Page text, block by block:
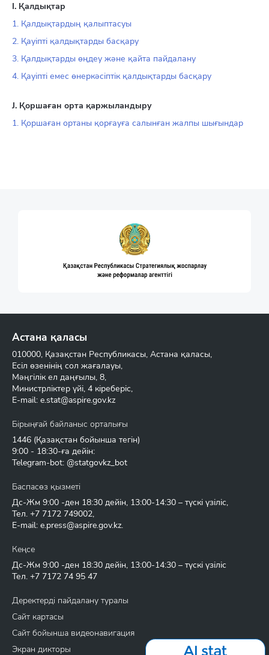
I. Қалдықтар
1. Қалдықтардың қалыптасуы
2. Қауіпті қалдықтарды басқару
3. Қалдықтарды өңдеу және қайта пайдалану
4. Қауіпті емес өнеркәсіптік қалдықтарды басқару
J. Қоршаған орта қаржыландыру
1. Қоршаған ортаны қорғауға салынған жалпы шығындар
Астана қаласы
010000, Қазақстан Республикасы, Астана қаласы,
Есіл өзенінің сол жағалауы,
Мәңгілік ел даңғылы, 8,
Министрліктер үйі, 4 кіреберіс,
E-mail: e.stat@aspire.gov.kz
Бірыңғай байланыс орталығы
1446 (Қазақстан бойынша тегін)
9:00 - 18:30-ға дейін:
Telegram-bot: @statgovkz_bot
Баспасөз қызметі
Дс-Жм 9:00 -ден 18:30 дейін, 13:00-14:30 – түскі үзіліс,
Тел. +7 7172 749002,
E-mail: e.press@aspire.gov.kz.
Кеңсе
Дс-Жм 9:00 -ден 18:30 дейін, 13:00-14:30 – түскі үзіліс
Тел. +7 7172 74 95 47
Деректерді пайдалану туралы
Сайт картасы
Сайт бойынша видеонавигация
Экран дикторы